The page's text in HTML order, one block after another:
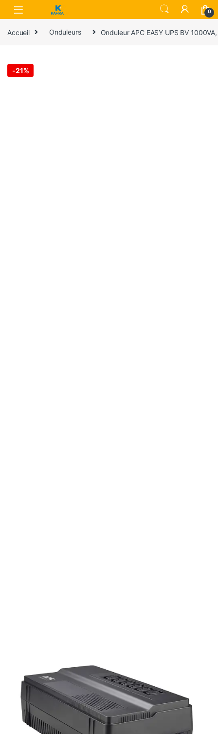
Skip to navigation
Skip to content
0
Accueil Onduleurs Onduleur APC EASY UPS BV
-21%